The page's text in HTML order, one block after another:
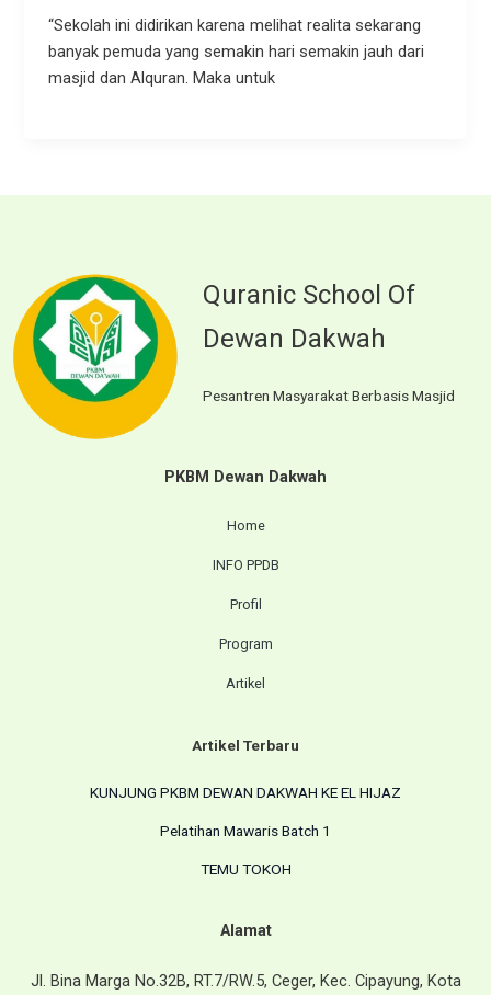
“Sekolah ini didirikan karena melihat realita sekarang
banyak pemuda yang semakin hari semakin jauh dari
masjid dan Alquran. Maka untuk
Quranic School Of
Dewan Dakwah
Pesantren Masyarakat Berbasis Masjid
PKBM Dewan Dakwah
Home
INFO PPDB
Profil
Program
Artikel
Artikel Terbaru
KUNJUNG PKBM DEWAN DAKWAH KE EL HIJAZ
Pelatihan Mawaris Batch 1
TEMU TOKOH
Alamat
Jl. Bina Marga No.32B, RT.7/RW.5, Ceger, Kec. Cipayung, Kota